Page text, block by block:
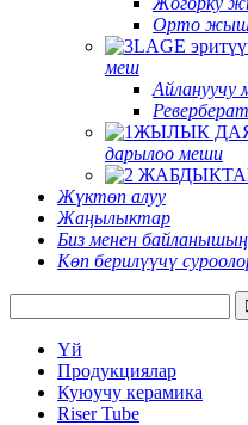
Орто
меш
Айлануучу
дарылоо меши
Жүктөп алуу
Жаңылыктар
Биз менен
Көп берилүүчү
Үй
Продукциялар
Куюучу керамика
Riser Tube